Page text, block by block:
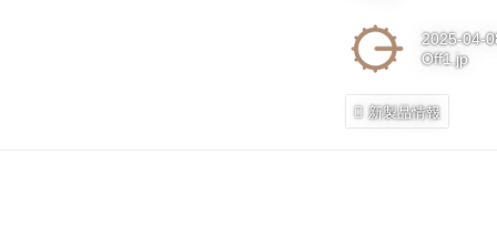
2025-04-
Off1.jp
新製品情報